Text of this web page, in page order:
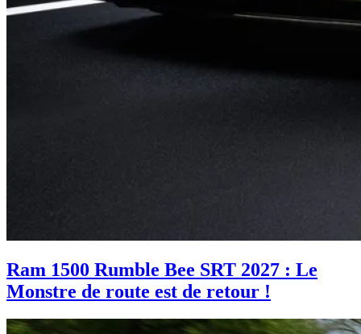
Ram 1500 Rumble Bee SRT 2027 : Le
Monstre de route est de retour !